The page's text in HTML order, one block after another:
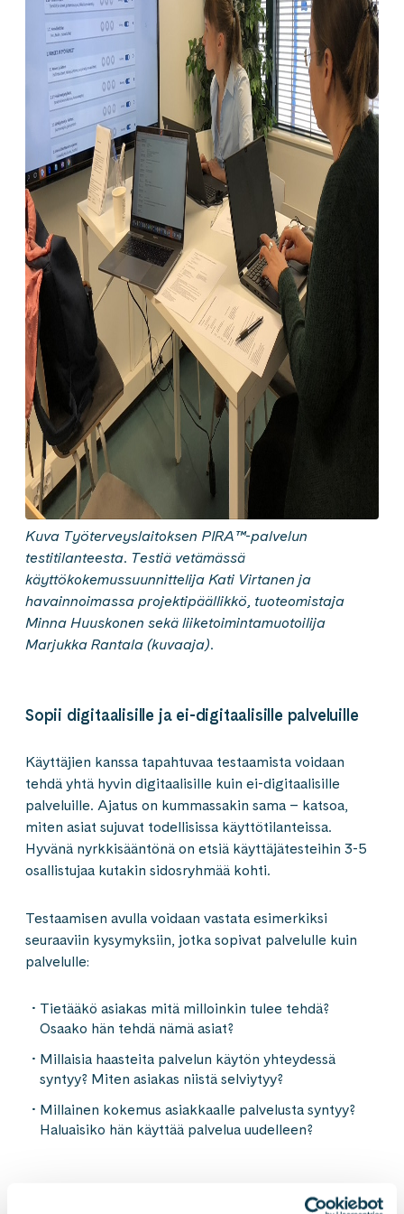
Kuva Työterveyslaitoksen PIRA™-palvelun
testitilanteesta. Testiä vetämässä
käyttökokemussuunnittelija Kati Virtanen ja
havainnoimassa projektipäällikkö, tuoteomistaja
Minna Huuskonen sekä liiketoimintamuotoilija
Marjukka Rantala (kuvaaja).
Sopii digitaalisille ja ei-digitaalisille palveluille
Käyttäjien kanssa tapahtuvaa testaamista voidaan
tehdä yhtä hyvin digitaalisille kuin ei-digitaalisille
palveluille. Ajatus on kummassakin sama – katsoa,
miten asiat sujuvat todellisissa käyttötilanteissa.
Hyvänä nyrkkisääntönä on etsiä käyttäjätesteihin 3-5
osallistujaa kutakin sidosryhmää kohti.
Testaamisen avulla voidaan vastata esimerkiksi
seuraaviin kysymyksiin, jotka sopivat palvelulle kuin
palvelulle:
Tietääkö asiakas mitä milloinkin tulee tehdä?
Osaako hän tehdä nämä asiat?
Millaisia haasteita palvelun käytön yhteydessä
syntyy? Miten asiakas niistä selviytyy?
Millainen kokemus asiakkaalle palvelusta syntyy?
Haluaisiko hän käyttää palvelua uudelleen?